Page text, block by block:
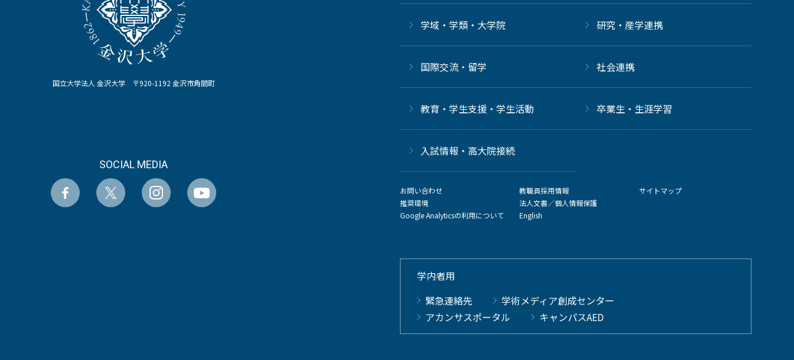
国立大学法人 金沢大学 〒920-1192 金沢市角間町
SOCIAL MEDIA
学域・学類・大学院 研究・産学連携
国際交流・留学 社会連携
教育・学生支援・学生活動 卒業生・生涯学習
⼊試情報・高大院接続
お問い合わせ
推奨環境
Google Analyticsの利用について
教職員採用情報
法人文書／個人情報保護
English
サイトマップ
学内者用
緊急連絡先
学術メディア創成センター
アカンサスポータル
キャンパスAED